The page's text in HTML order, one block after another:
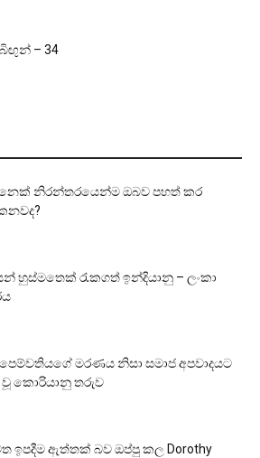
– 34
නිරන්තරයෙන්ම ඔබව පහත් කර
හුස්මතෙක් රැකගත් ඉන්දියානු – ලංකා
මරණය නිසා සමාජ අපවාදයට
කොරියානු තරුව
ඉපදීම ඇත්තක් බව ඔප්පු කල Dorothy